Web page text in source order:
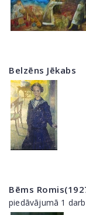
Belzēns Jēkabs
Bēms
piedāvājumā 1